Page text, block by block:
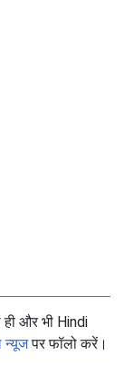
और भी Hindi
न्यूजपर फॉलो करें।